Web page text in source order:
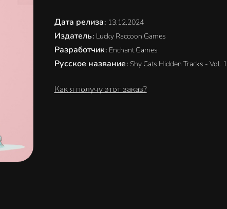
Дата релиза: 13.12.2024
Издатель: Lucky Raccoon Games
Разработчик: Enchant Games
Русское название: Shy Cats Hidden Tracks - Vol. 1
Как я получу этот заказ?